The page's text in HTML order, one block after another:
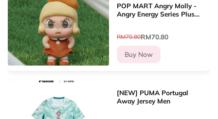
POP MART Angry Molly -
Angry Energy Series Plush
RM70.80RM70.80
Buy Now
[NEW] PUMA Portugal
Away Jersey Men